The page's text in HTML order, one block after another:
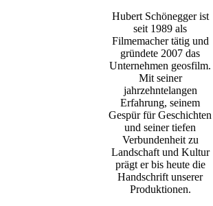
Hubert Schönegger ist
seit 1989 als
Filmemacher tätig und
gründete 2007 das
Unternehmen geosfilm.
Mit seiner
jahrzehntelangen
Erfahrung, seinem
Gespür für Geschichten
und seiner tiefen
Verbundenheit zu
Landschaft und Kultur
prägt er bis heute die
Handschrift unserer
Produktionen.